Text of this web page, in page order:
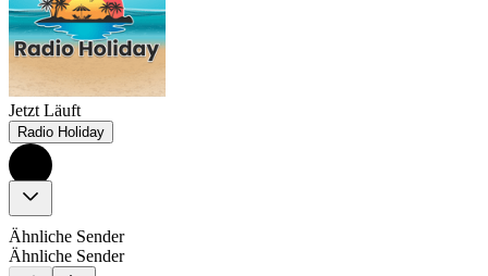
Jetzt Läuft
Radio Holiday
Ähnliche Sender
Ähnliche Sender